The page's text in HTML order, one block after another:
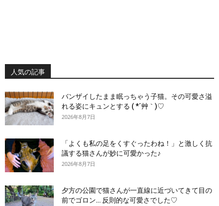
人気の記事
バンザイしたまま眠っちゃう子猫。その可愛さ溢
れる姿にキュンとする ( *´艸｀)♡
2026年8月7日
「よくも私の足をくすぐったわね！」と激しく抗
議する猫さんが妙に可愛かった♪
2026年8月7日
夕方の公園で猫さんが一直線に近づいてきて目の
前でゴロン… 反則的な可愛さでした♡